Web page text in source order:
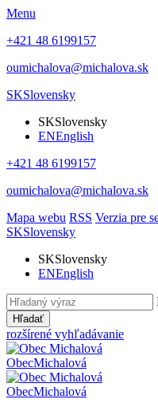
Menu
+421 48 6199157
oumichalova@michalova.sk
SKSlovensky
SKSlovensky
ENEnglish
+421 48 6199157
oumichalova@michalova.sk
Mapa webu RSS Verzia pre
SKSlovensky
SKSlovensky
ENEnglish
Hľadať
rozšírené vyhľadávanie
ObecMichalová
ObecMichalová